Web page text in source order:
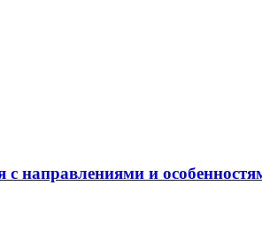
направлениями и